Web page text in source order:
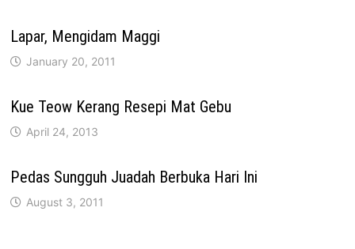
Lapar, Mengidam Maggi
January 20, 2011
Kue Teow Kerang Resepi Mat Gebu
April 24, 2013
Pedas Sungguh Juadah Berbuka Hari Ini
August 3, 2011